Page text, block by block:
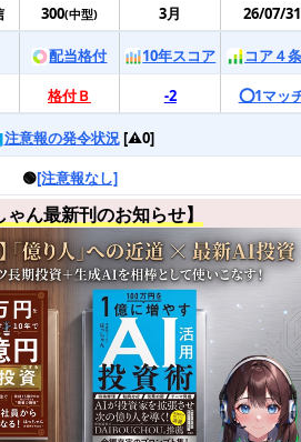
300(中型) 3月 26/07/31
配当格付 10年スコア
コア４
格付Ｂ -2 ⭕️1マッ
注意報の発令状況[⚠️0]
🟢[注意報なし]
ゃん最新刊のお知らせ】